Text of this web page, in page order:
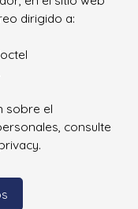
dirigido a:
sobre el
consulte